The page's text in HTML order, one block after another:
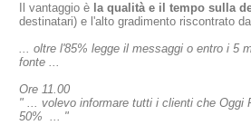
Il vantaggio è la qualità e il tempo sulla
destinatari) e l'alto gradimento riscontrato
... oltre l'85% legge il messaggi o entro i 5
fonte ...
Ore 11.00
" ... volevo informare tutti i clienti che Oggi
50% ... "